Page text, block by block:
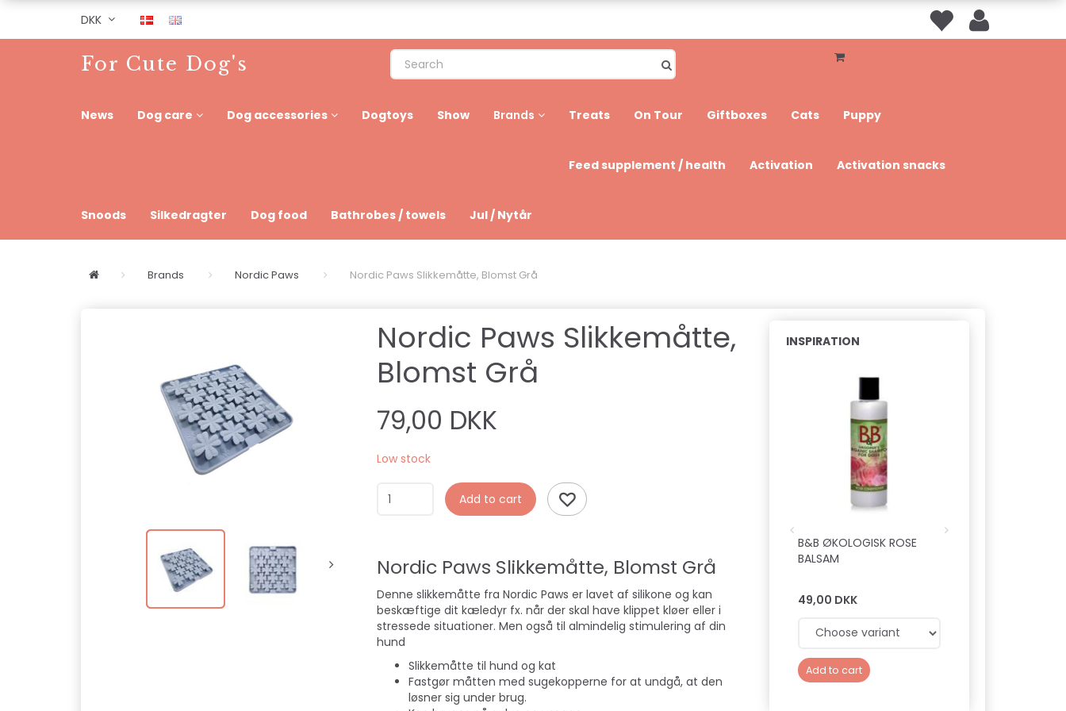
DKK
For Cute Dog's
News Dog care Dog accessories Dogtoys Show Brands Treats On Tour Giftboxes Cats Puppy
Feed supplement / health Activation Activation snacks
Snoods Silkedragter Dog food Bathrobes / towels Jul / Nytår
Brands Nordic Paws Nordic Paws Slikkemåtte, Blomst Grå
Nordic Paws Slikkemåtte,
Blomst Grå
79,00 DKK
Low stock
Add to cart
Nordic Paws Slikkemåtte, Blomst Grå
Denne slikkemåtte fra Nordic Paws er lavet af silikone og kan
beskæftige dit kæledyr fx. når der skal have klippet kløer eller i
stressede situationer. Men også til almindelig stimulering af din
hund
Slikkemåtte til hund og kat
Fastgør måtten med sugekopperne for at undgå, at den
løsner sig under brug.
INSPIRATION
B&B ØKOLOGISK ROSE
BALSAM
49,00 DKK
Add to cart